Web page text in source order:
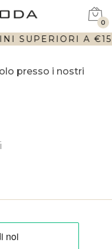
SUPERIORI A
0
presso i nostri